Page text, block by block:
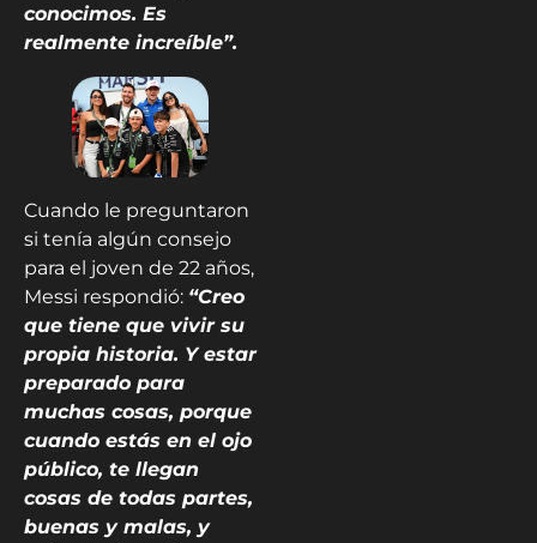
conocimos. Es
realmente increíble”.
Cuando le preguntaron
si tenía algún consejo
para el joven de 22 años,
Messi respondió: “Creo
que tiene que vivir su
propia historia. Y estar
preparado para
muchas cosas, porque
cuando estás en el ojo
público, te llegan
cosas de todas partes,
buenas y malas, y